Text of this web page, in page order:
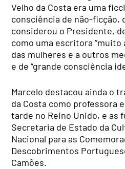
Velho da Costa era uma
consciência de não-ficção,
considerou o Presidente,
como uma escritora “muito
das mulheres e a outros
e de “grande consciência
Marcelo destacou ainda o
da Costa como professora
tarde no Reino Unido, e as
Secretaria de Estado da
Nacional para as
Descobrimentos
Camões.